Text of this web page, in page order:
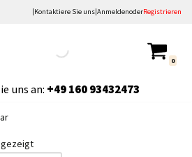
|Kontaktiere Sie uns|AnmeldenoderRegistrieren
0
uns an: +49160 93432473